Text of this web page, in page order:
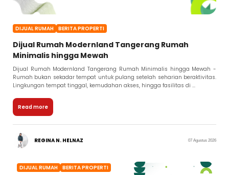
DIJUAL RUMAH BERITA PROPERTI
Dijual Rumah Modernland Tangerang Rumah
Minimalis hingga Mewah
Dijual Rumah Modernland Tangerang Rumah Minimalis hingga Mewah -
Rumah bukan sekadar tempat untuk pulang setelah seharian beraktivitas.
Lingkungan tempat tinggal, kemudahan akses, hingga fasilitas di ...
Read more
REGINA N. HELNAZ 07 Agustus 2026
DIJUAL RUMAH BERITA PROPERTI